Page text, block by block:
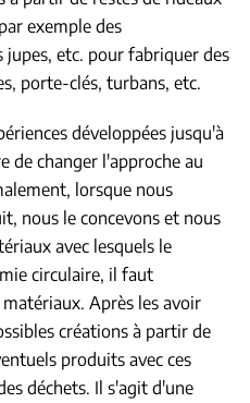
exemple des
jupes, etc. pour fabriquer des
porte-clés, turbans, etc.
développées jusqu'à
de changer l'approche au
lorsque nous
nous le concevons et nous
avec lesquels le
circulaire, il faut
Après les avoir
créations à partir de
produits avec ces
déchets. Il s'agit d'une